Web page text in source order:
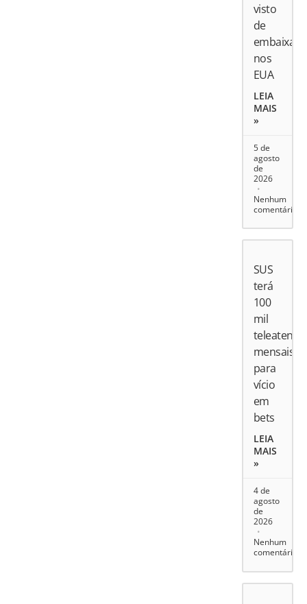
visto
de
nos
EUA
LEIA
MAIS
»
5 de
agosto
de
2026
Nenhum
comentário
SUS
terá
100
mil
mensais
para
vício
em
bets
LEIA
MAIS
»
4 de
agosto
de
2026
Nenhum
comentário